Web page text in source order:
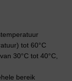
tot 60°C
30°C tot 40°C,
bereik